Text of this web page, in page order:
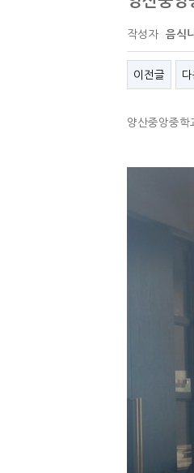
작성자 음식
이전글
양산중앙중